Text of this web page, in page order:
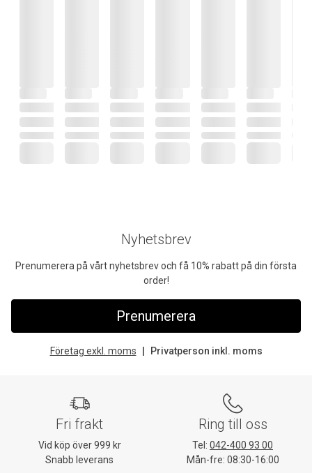
Nyhetsbrev
Prenumerera på vårt nyhetsbrev och få 10% rabatt på din första
order!
Prenumerera
Företag exkl. moms Privatperson inkl. moms
Fri frakt
Vid köp över 999 kr
Snabb leverans
Ring till oss
Tel: 042-400 93 00
Mån-fre: 08:30-16:00